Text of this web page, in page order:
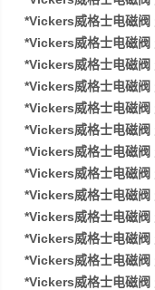
*Vickers威格士电磁阀
*Vickers威格士电磁
*Vickers威格士电磁阀
*Vickers威格士电磁
*Vickers威格士电磁阀
*Vickers威格士电磁阀
*Vickers威格士电磁
*Vickers威格士电磁阀
*Vickers威格士电磁阀
*Vickers威格士电磁
*Vickers威格士电磁
*Vickers威格士电磁
*Vickers威格士电磁